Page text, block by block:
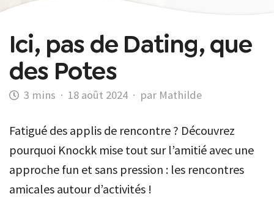
Ici, pas de Dating, que
des Potes
· 18 août 2024 · par Mathilde
Fatigué des applis de rencontre ? Découvrez
pourquoi Knockk mise tout sur l’amitié avec une
approche fun et sans pression : les rencontres
amicales autour d’activités !